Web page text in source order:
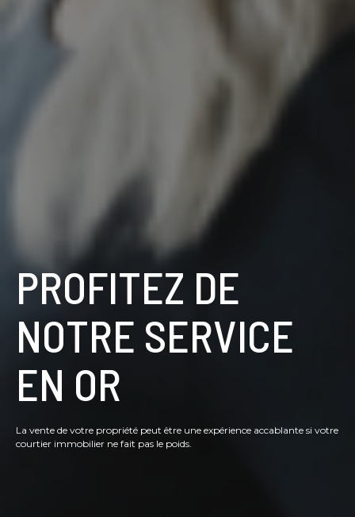
PROFITEZ DE
NOTRE SERVICE
EN OR
La vente de votre propriété peut être une expérience accablante si votre
courtier immobilier ne fait pas le poids.